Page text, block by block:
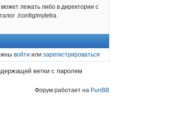
лежать либо в директории с
./config/mytetra.
войти или зарегистрироваться
ветки с паролем
Форум работает на PunBB